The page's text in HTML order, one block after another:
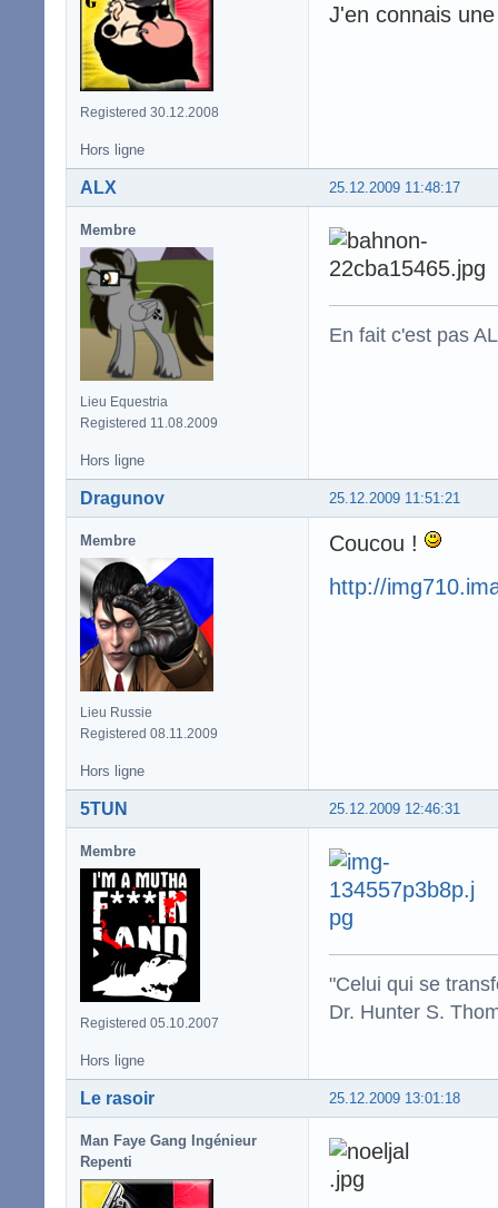
Registered 30.12.2008
J'en connais
Hors ligne
25.12.2009 11:48:17
ALX
Membre
Lieu Equestria
Registered 11.08.2009
En fait c'est pas
Hors ligne
25.12.2009 11:51:21
Dragunov
Membre
Lieu Russie
Registered 08.11.2009
Coucou !
http://
Hors ligne
25.12.2009 12:46:31
5TUN
Membre
Registered 05.10.2007
"Celui qui se
Dr. Hunter S.
Hors ligne
25.12.2009 13:01:18
Le rasoir
Man Faye Gang Ingénieur
Repenti